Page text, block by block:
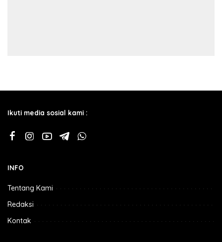
Ikuti media sosial kami :
INFO
Tentang Kami
Redaksi
Kontak